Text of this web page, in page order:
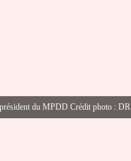
du MPDD Crédit photo : DR